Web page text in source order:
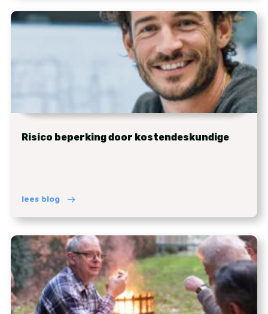
Risico beperking door kostendeskundige
lees blog